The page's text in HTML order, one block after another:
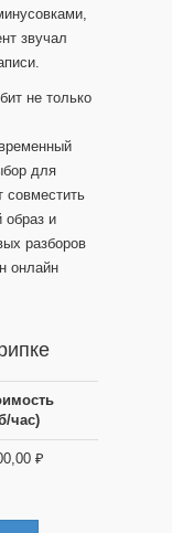
звучал
не только
для
совместить
образ и
разборов
онлайн
час)
₽